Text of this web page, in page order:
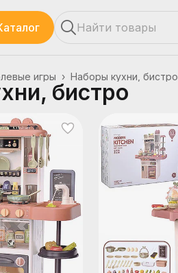
Наборы кухни, бистро
игры ›
бистро